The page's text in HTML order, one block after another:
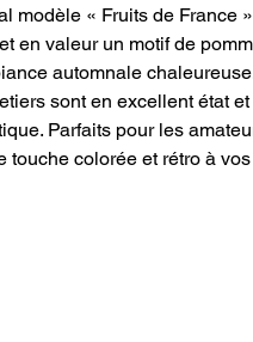
modèle « Fruits de France
en valeur un motif de
automnale
sont en excellent état et
Parfaits pour les
touche colorée et rétro à vos